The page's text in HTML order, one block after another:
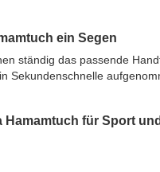
ein Segen
ständig das passende
Sekundenschnelle
Hamamtuch für Sport